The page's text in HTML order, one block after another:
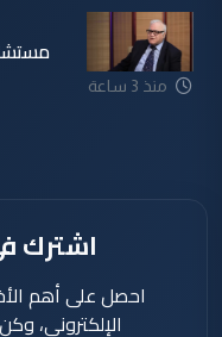
منذ 3 ساعة
اشترك
احصل على أهم
الإلكتروني،